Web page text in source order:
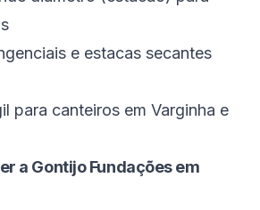
e estacas secantes
para canteiros em Varginha e
a Gontijo Fundações em